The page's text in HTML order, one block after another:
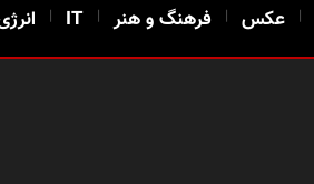
| عکس | فرهنگ و هنر |
IT
|